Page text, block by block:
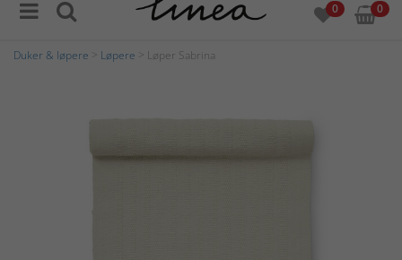
0 0
Duker & løpere Løpere > Løper Sabrina